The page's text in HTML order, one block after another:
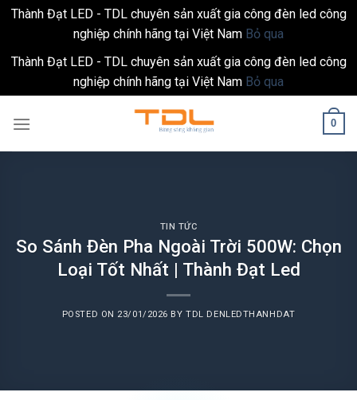
Thành Đạt LED - TDL chuyên sản xuất gia công đèn led công
nghiệp chính hãng tại Việt Nam Bỏ qua
Thành Đạt LED - TDL chuyên sản xuất gia công đèn led công
nghiệp chính hãng tại Việt Nam Bỏ qua
0
TIN TỨC
So Sánh Đèn Pha Ngoài Trời 500W: Chọn
Loại Tốt Nhất | Thành Đạt Led
POSTED ON 23/01/2026 BYTDL DENLEDTHANHDAT